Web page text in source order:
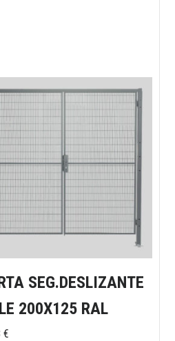
SEG.DESLIZANTE
200X125 RAL
€